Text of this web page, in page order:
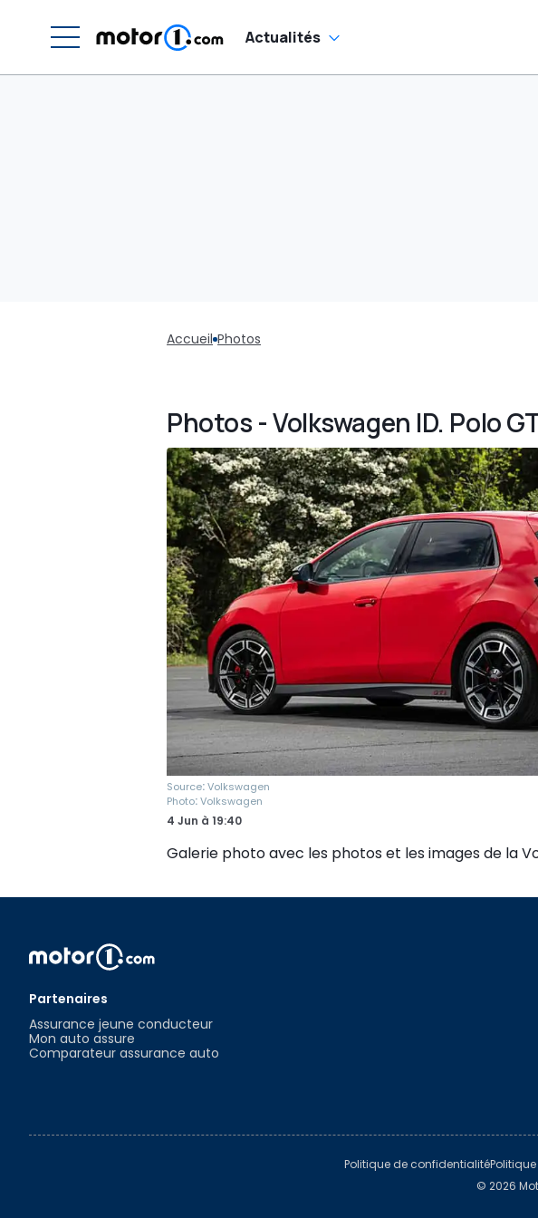
Actualités
Accueil Photos
Photos - Volkswagen ID. Polo
Source:Volkswagen
Photo:Volkswagen
4 Jun à 19:40
Galerie photo avec les photos et les images de la
Partenaires
Assurance jeune conducteur
Mon auto assure
Comparateur assurance auto
Politique de confidentialité
© 2026